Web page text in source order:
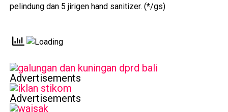
pelindung dan 5 jirigen hand sanitizer. (*/gs)
Advertisements
Advertisements